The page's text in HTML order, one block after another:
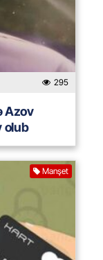
295
Azov
olub
Manşet